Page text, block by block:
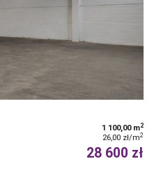
1 100,00 m2
26,00 zł/m2
28 600 zł